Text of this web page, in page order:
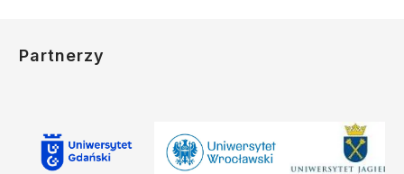
Partnerzy